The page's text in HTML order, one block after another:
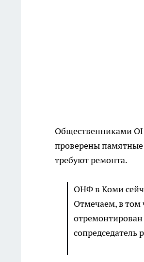
Общественниками
проверены памятные
требуют ремонта.
ОНФ в Коми
Отмечаем, в том
отремонтирован